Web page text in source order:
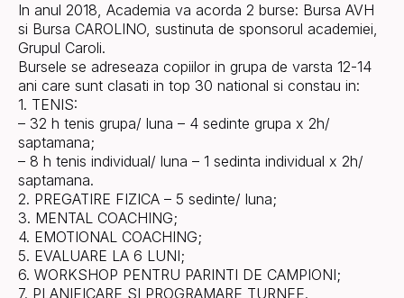
In anul 2018, Academia va acorda 2 burse: Bursa AVH
si Bursa CAROLINO, sustinuta de sponsorul academiei,
Grupul Caroli.
Bursele se adreseaza copiilor in grupa de varsta 12-14
ani care sunt clasati in top 30 national si constau in:
1. TENIS:
– 32 h tenis grupa/ luna – 4 sedinte grupa x 2h/
saptamana;
– 8 h tenis individual/ luna – 1 sedinta individual x 2h/
saptamana.
2. PREGATIRE FIZICA – 5 sedinte/ luna;
3. MENTAL COACHING;
4. EMOTIONAL COACHING;
5. EVALUARE LA 6 LUNI;
6. WORKSHOP PENTRU PARINTI DE CAMPIONI;
7. PLANIFICARE SI PROGRAMARE TURNEE.